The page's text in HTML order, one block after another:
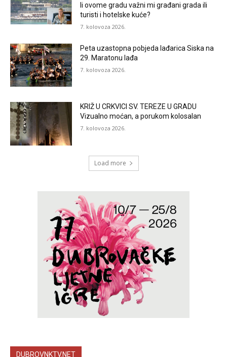
li ovome gradu važni mi građani grada ili
turisti i hotelske kuće?
7. kolovoza 2026.
Peta uzastopna pobjeda lađarica Siska na
29. Maratonu lađa
7. kolovoza 2026.
KRIŽ U CRKVICI SV. TEREZE U GRADU
Vizualno moćan, a porukom kolosalan
7. kolovoza 2026.
Load more
DUBROVNKTV.NET